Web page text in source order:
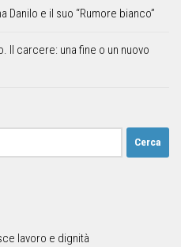
Danilo e il suo “Rumore bianco”
Il carcere: una fine o un nuovo
lavoro e dignità